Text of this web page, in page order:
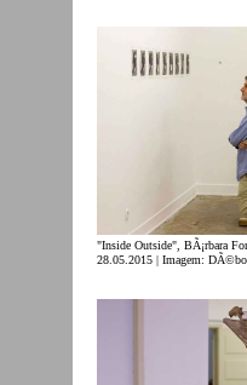
"Inside Outside", BÃ¡rbara
28.05.2015 | Imagem: